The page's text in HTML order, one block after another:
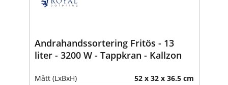
Andrahandssortering Fritös - 13
liter - 3200 W - Tappkran - Kallzon
Mått (LxBxH) 52 x 32 x 36.5 cm